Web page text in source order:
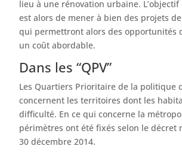
lieu à une rénovation urbaine. L’objectif
est alors de mener à bien des projets
qui permettront alors des opportunités
un coût abordable.
Dans les “QPV”
Les Quartiers Prioritaire de la politique
concernent les territoires dont les
difficulté. En ce qui concerne la
périmètres ont été fixés selon le décret
30 décembre 2014.